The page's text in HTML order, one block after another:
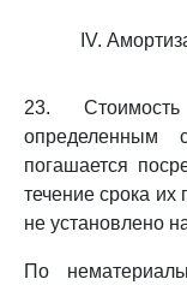
IV.
23.
определенным
погашается
течение срока их
не установлено
По